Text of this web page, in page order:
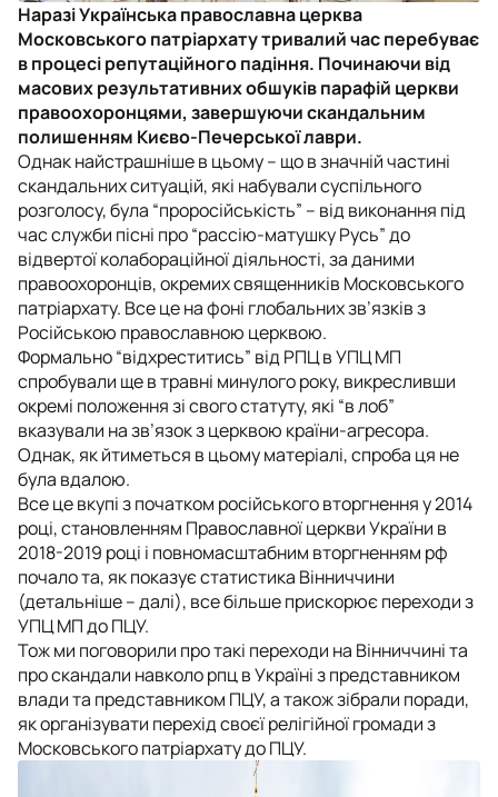
Наразі Українська православна церква
Московського патріархату тривалий час перебуває
в процесі репутаційного падіння. Починаючи від
масових результативних обшуків парафій церкви
правоохоронцями, завершуючи скандальним
полишенням Києво-Печерської лаври.
Однак найстрашніше в цьому – що в значній частині
скандальних ситуацій, які набували суспільного
розголосу, була “проросійськість” – від виконання під
час служби пісні про “рассію-матушку Русь” до
відвертої колабораційної діяльності, за даними
правоохоронців, окремих священників Московського
патріархату. Все це на фоні глобальних зв’язків з
Російською православною церквою.
Формально “відхреститись” від РПЦ в УПЦ МП
спробували ще в травні минулого року, викресливши
окремі положення зі свого статуту, які “в лоб”
вказували на зв’язок з церквою країни-агресора.
Однак, як йтиметься в цьому матеріалі, спроба ця не
була вдалою.
Все це вкупі з початком російського вторгнення у 2014
році, становленням Православної церкви України в
2018-2019 році і повномасштабним вторгненням рф
почало та, як показує статистика Вінниччини
(детальніше – далі), все більше прискорює переходи з
УПЦ МП до ПЦУ.
Тож ми поговорили про такі переходи на Вінниччині та
про скандали навколо рпц в Україні з представником
влади та представником ПЦУ, а також зібрали поради,
як організувати перехід своєї релігійної громади з
Московського патріархату до ПЦУ.